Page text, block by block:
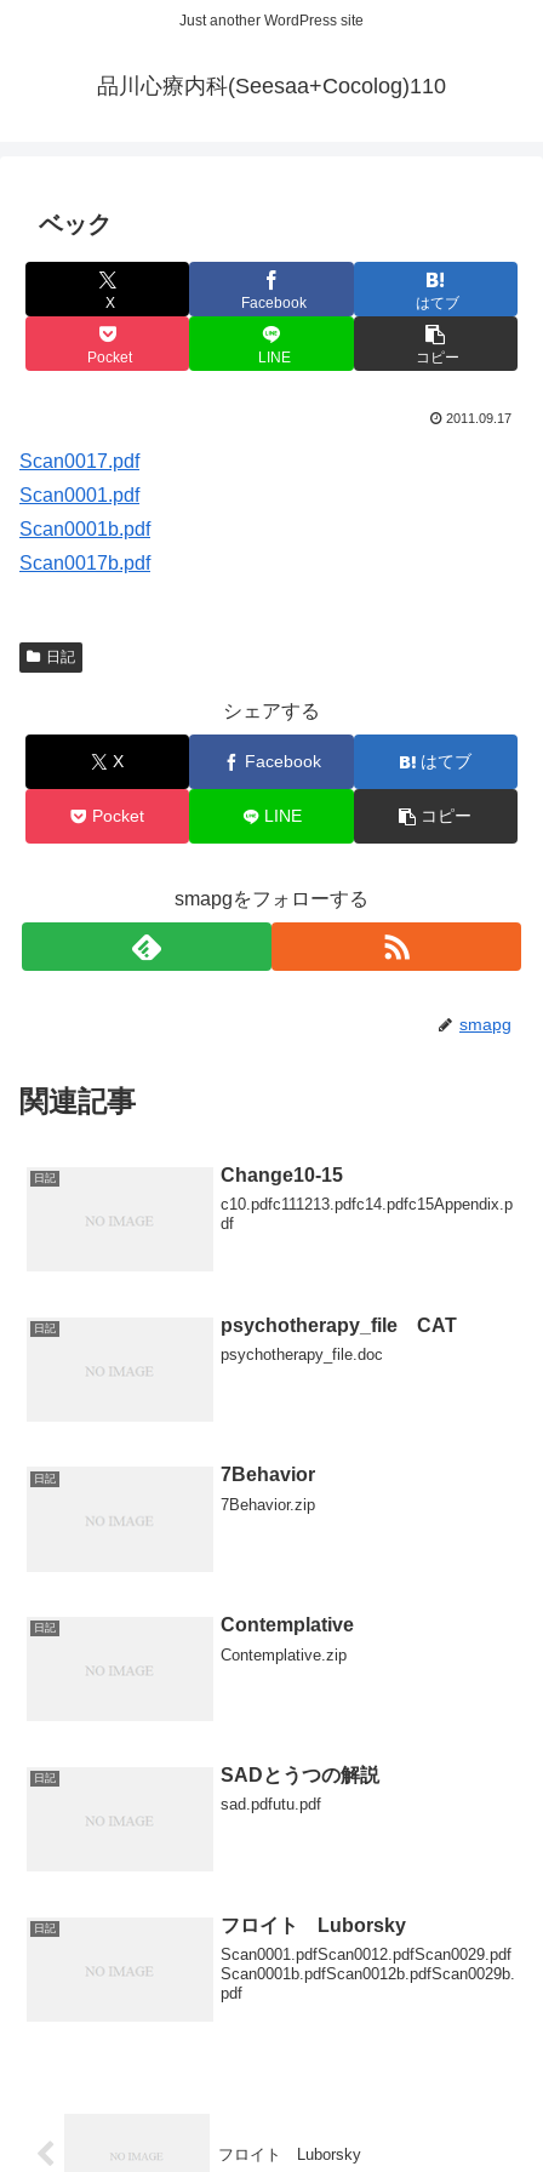
Just another WordPress site
品川心療内科(Seesaa+Cocolog)110
ベック
X Facebook はてブ
Pocket LINE コピー
2011.09.17
Scan0017.pdf
Scan0001.pdf
Scan0001b.pdf
Scan0017b.pdf
日記
シェアする
X Facebook はてブ
Pocket LINE コピー
smapgをフォローする
smapg
関連記事
日記 Change10-15
c10.pdfc111213.pdfc14.pdfc15Appendix.p
df
日記 psychotherapy_file CAT
psychotherapy_file.doc
日記 7Behavior
7Behavior.zip
日記 Contemplative
Contemplative.zip
日記 SADとうつの解説
sad.pdfutu.pdf
日記 フロイト Luborsky
Scan0001.pdfScan0012.pdfScan0029.pdf
Scan0001b.pdfScan0012b.pdfScan0029b.
pdf
フロイト Luborsky